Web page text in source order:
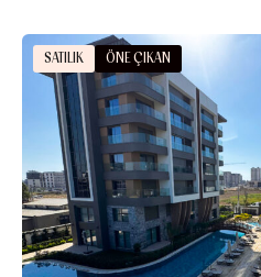
SATILIK ÖNE ÇIKAN